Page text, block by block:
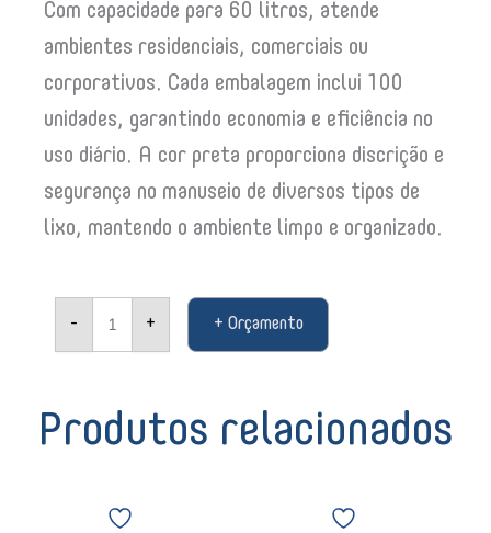
Com capacidade para 60 litros, atende
ambientes residenciais, comerciais ou
corporativos. Cada embalagem inclui 100
unidades, garantindo economia e eficiência no
uso diário. A cor preta proporciona discrição e
segurança no manuseio de diversos tipos de
lixo, mantendo o ambiente limpo e organizado.
-
Lixo
100
unidades
GBP
11097
+ + Orçamento
Produtos relacionados